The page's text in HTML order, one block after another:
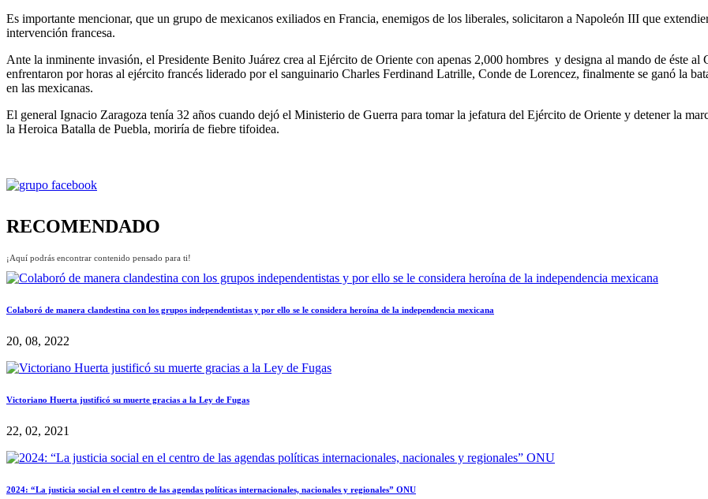
Es importante mencionar, que un grupo de mexicanos exiliados en Francia, enemigos de los liberales, solicitaron a Napoleón III que
intervención francesa.
Ante la inminente invasión, el Presidente Benito Juárez crea al Ejército de Oriente con apenas 2,000 hombres y designa al mando de éste
enfrentaron por horas al ejército francés liderado por el sanguinario Charles Ferdinand Latrille, Conde de Lorencez, finalmente se ganó la
en las mexicanas.
El general Ignacio Zaragoza tenía 32 años cuando dejó el Ministerio de Guerra para tomar la jefatura del Ejército de Oriente y detener la
la Heroica Batalla de Puebla, moriría de fiebre tifoidea.
RECOMENDADO
¡Aquí podrás encontrar contenido pensado para ti!
Colaboró de manera clandestina con los grupos independentistas y por ello se le considera heroína de la independencia mexicana
20, 08, 2022
Victoriano Huerta justificó su muerte gracias a la Ley de Fugas
22, 02, 2021
2024: “La justicia social en el centro de las agendas políticas internacionales, nacionales y regionales” ONU